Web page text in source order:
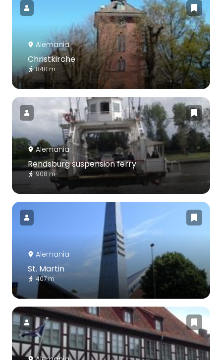
Alemania
Christkirche
840 m
Alemania
Rendsburg suspension ferry
908 m
Alemania
St. Martin
407 m